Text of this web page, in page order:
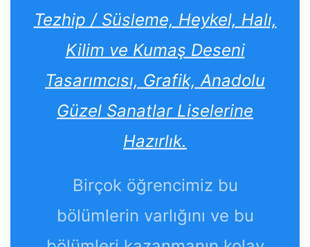
Tezhip / Süsleme, Heykel, Halı,
Kilim ve Kumaş Deseni
Tasarımcısı, Grafik, Anadolu
Güzel Sanatlar Liselerine
Hazırlık.
Birçok öğrencimiz bu
bölümlerin varlığını ve bu